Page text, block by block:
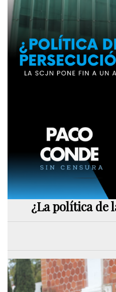
¿La política de